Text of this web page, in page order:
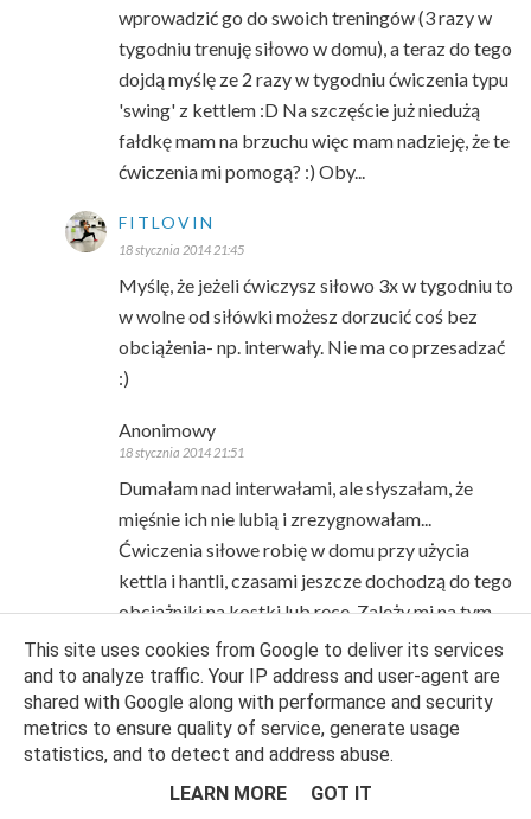
wprowadzić go do swoich treningów (3 razy w
tygodniu trenuję siłowo w domu), a teraz do tego
dojdą myślę ze 2 razy w tygodniu ćwiczenia typu
'swing' z kettlem :D Na szczęście już niedużą
fałdkę mam na brzuchu więc mam nadzieję, że te
ćwiczenia mi pomogą? :) Oby...
FITLOVIN
18 stycznia 2014 21:45
Myślę, że jeżeli ćwiczysz siłowo 3x w tygodniu to
w wolne od siłówki możesz dorzucić coś bez
obciążenia- np. interwały. Nie ma co przesadzać
:)
Anonimowy
18 stycznia 2014 21:51
Dumałam nad interwałami, ale słyszałam, że
mięśnie ich nie lubią i zrezygnowałam...
Ćwiczenia siłowe robię w domu przy użycia
kettla i hantli, czasami jeszcze dochodzą do tego
obciążniki na kostki lub ręce. Zależy mi na tym
by spłaszczyć brzuch stąd zdecydowałam się na
trening siłowy w domu. Ponoć czym więcej
mięśni tym lepsze spalanie tkani tłuszczowej.
Natalia, co w takim razie bardziej polecasz?
Zrezygnować ze swingu na korzyść interwałów?
Proszę o pomoc :D
This site uses cookies from Google to deliver its services
and to analyze traffic. Your IP address and user-agent are
shared with Google along with performance and security
metrics to ensure quality of service, generate usage
statistics, and to detect and address abuse.
LEARN MORE
GOT IT